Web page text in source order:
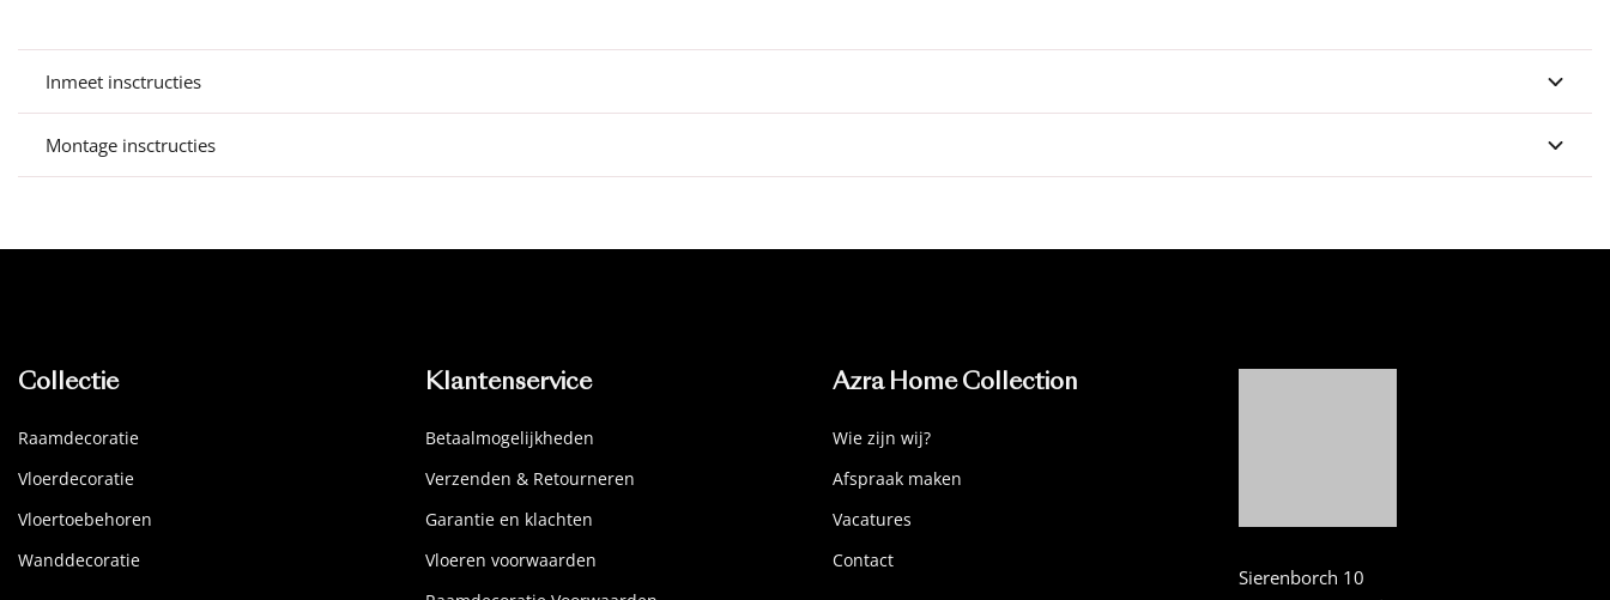
Inmeet insctructies
Montage insctructies
Collectie
Raamdecoratie
Vloerdecoratie
Vloertoebehoren
Wanddecoratie
Klantenservice
Betaalmogelijkheden
Verzenden & Retourneren
Garantie en klachten
Vloeren voorwaarden
Azra Home Collection
Wie zijn wij?
Afspraak maken
Vacatures
Contact
Sierenborch 10